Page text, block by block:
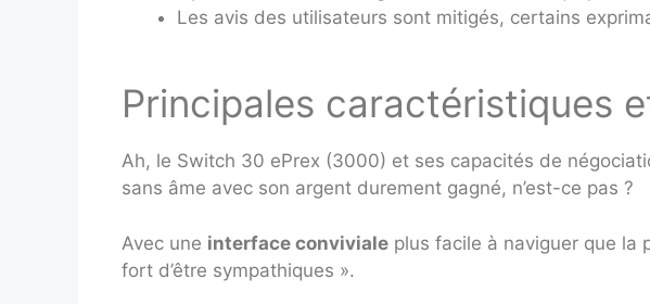
Les avis des utilisateurs sont mitigés, certains
Principales caractéristiques
Ah, le Switch 30 ePrex (3000) et ses capacités de
sans âme avec son argent durement gagné, n’est-ce pas ?
Avec une interface conviviale plus facile à naviguer que la
fort d’être sympathiques ».